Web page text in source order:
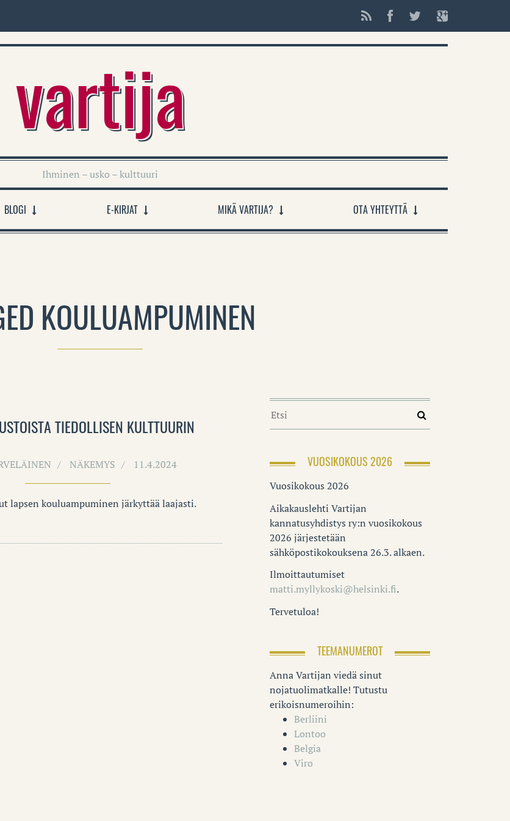
vartija
Ihminen – usko – kulttuuri
BLOGI E-KIRJAT MIKÄ VARTIJA? OTA YHTEYTTÄ
KOULUAMPUMINEN
TIEDOLLISEN KULTTUURIN
NÄKEMYS 11.4.2024
lapsen kouluampuminen järkyttää laajasti.
VUOSIKOKOUS 2026
Vuosikokous 2026
Aikakauslehti Vartijan
kannatusyhdistys ry:n vuosikokous
2026 järjestetään
sähköpostikokouksena 26.3. alkaen.
Ilmoittautumiset
matti.myllykoski@helsinki.fi.
Tervetuloa!
TEEMANUMEROT
Anna Vartijan viedä sinut
nojatuolimatkalle! Tutustu
erikoisnumeroihin:
Berliini
Lontoo
Belgia
Viro